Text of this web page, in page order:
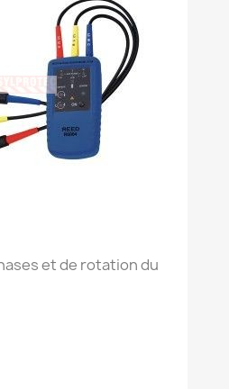
et de rotation du